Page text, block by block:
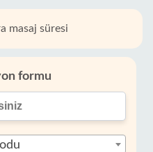
masaj süresi
formu